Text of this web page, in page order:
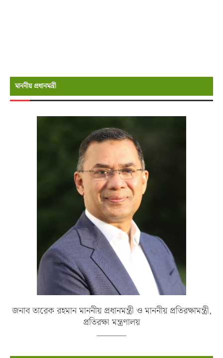
মাননীয় প্রধানমন্রী
জনাব তারেক রহমান মাননীয় প্রধানমন্ত্রী ও মাননীয় প্রতিরক্ষামন্ত্রী,
প্রতিরক্ষা মন্ত্রণালয়